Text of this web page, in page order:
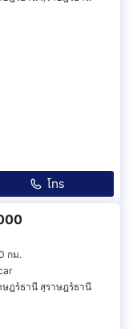
โทร
กม.
ษฎร์ธานี สุราษฎร์ธานี